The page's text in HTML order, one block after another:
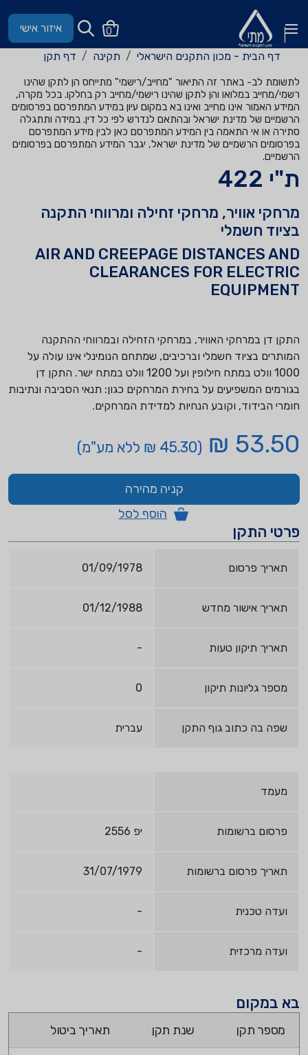
0 איזור אישי
דף הבית - מכון התקנים הישראלי תקינה דף תקן
לתשומת לב- באתר זה התיאור "מחייב/רישמי" מתייחס הן לתקן שהינו
רשמי/מחייב במלואו והן לתקן שהינו רישמי/מחייב רק בחלקו. בכל מקרה,
המידע האמור אינו מחייב ואינו בא במקום עיון במידע המתפרסם בפרסומים
הרשמיים של מדינת ישראל ובהתאם לנדרש לפי כל דין. במידה ותתגלה
סתירה או אי התאמה בין המידע המתפרסם כאן לבין מידע המתפרסם
בפרסומים הרשמיים של מדינת ישראל, יגבר המידע המתפרסם בפרסומים
הרשמיים.
ת"י 422
מרחקי אוויר, מרחקי זחילה ומרווחי התקנה
בציוד חשמלי
AIR AND CREEPAGE DISTANCES AND
CLEARANCES FOR ELECTRIC
EQUIPMENT
התקן דן במרחקי האוויר, במרחקי הזחילה ובמרווחי ההתקנה
המותרים בציוד חשמלי וברכיבים, שמתחם הנומינלי אינו עולה על
1000 וולט במתח חילופין ועל 1200 וולט במתח ישר. התקן דן
בגורמים המשפיעים על בחירת המרחקים כגון: תנאי הסביבה ונתיבות
חומרי הבידוד, וקובע הנחיות למדידת המרחקים.
53.50 ₪ (45.30 ₪ ללא מע"מ)
קניה מהירה
הוסף לסל
פרטי התקן
תאריך פרסום 01/09/1978
תאריך אישור מחדש 01/12/1988
תאריך תיקון טעות -
מספר גליונות תיקון 0
שפה בה כתוב גוף התקן עברית
מעמד
פרסום ברשומות יפ 2556
תאריך פרסום ברשומות 31/07/1979
ועדה טכנית -
ועדה מרכזית -
בא במקום
מספר תקן שנת תקן תאריך ביטול